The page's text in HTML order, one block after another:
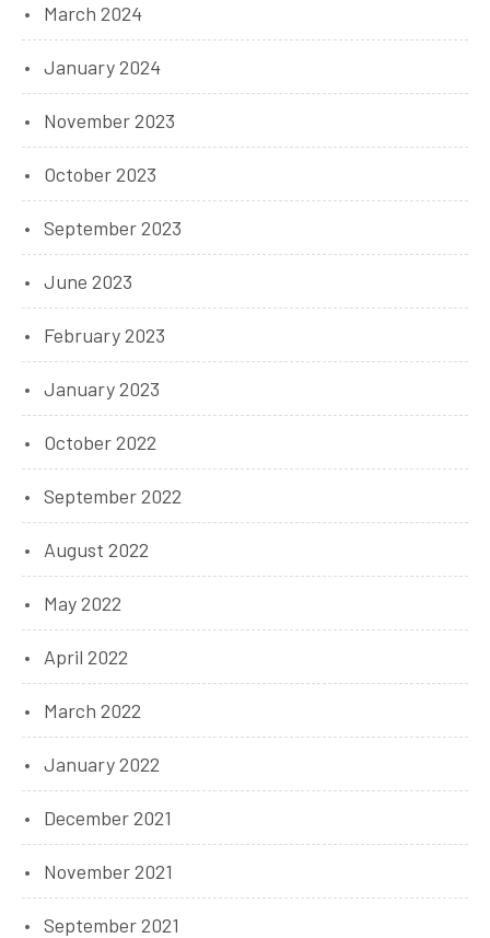
March 2024
January 2024
November 2023
October 2023
September 2023
June 2023
February 2023
January 2023
October 2022
September 2022
August 2022
May 2022
April 2022
March 2022
January 2022
December 2021
November 2021
September 2021